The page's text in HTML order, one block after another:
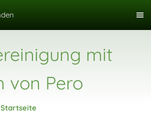
mit
von Pero
Startseite